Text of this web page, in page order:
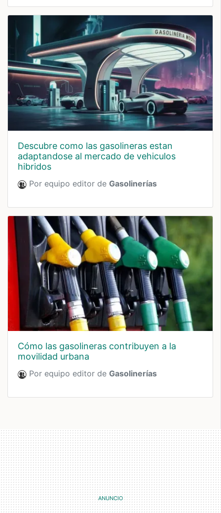
descubre como las gasolineras estan
adaptandose al mercado de vehiculos
hibridos
Por equipo editor de Gasolinerías
cómo las gasolineras contribuyen a la
movilidad urbana
Por equipo editor de Gasolinerías